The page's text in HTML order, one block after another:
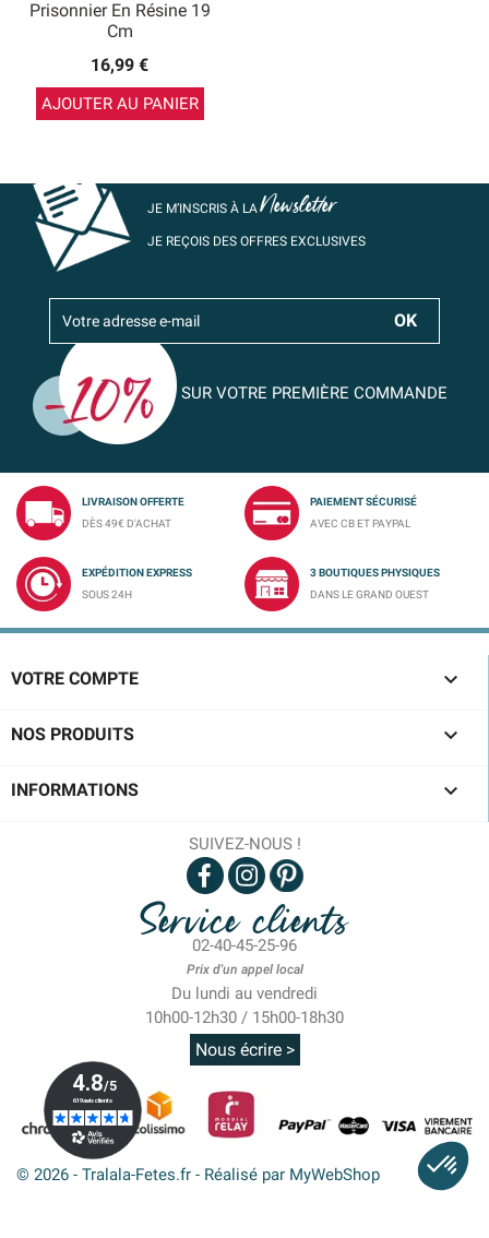
Prisonnier En Résine 19
Cm
16,99 €
AJOUTER AU PANIER
JE M’INSCRIS À LANewsletter
JE REÇOIS DES OFFRES EXCLUSIVES
SUR VOTRE PREMIÈRE COMMANDE
LIVRAISON OFFERTE
DÈS 49€ D'ACHAT
PAIEMENT SÉCURISÉ
AVEC CB ET PAYPAL
EXPÉDITION EXPRESS
SOUS 24H
3 BOUTIQUES PHYSIQUES
DANS LE GRAND OUEST
VOTRE COMPTE 
NOS PRODUITS 
INFORMATIONS 
SUIVEZ-NOUS !
Service clients
02-40-45-25-96
Prix d'un appel local
Du lundi au vendredi
10h00-12h30 / 15h00-18h30
Nous écrire >
© 2026 - Tralala-Fetes.fr - Réalisé par MyWebShop